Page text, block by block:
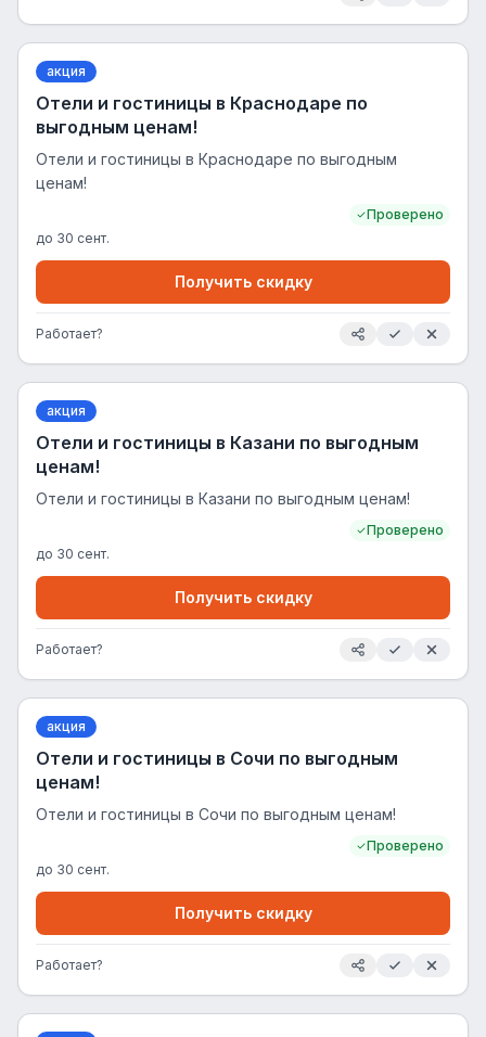
акция
Отели и гостиницы в Краснодаре по
выгодным ценам!
Отели и гостиницы в Краснодаре по выгодным
ценам!
Проверено
до 30 сент.
Получить скидку
Работает?
акция
Отели и гостиницы в Казани по выгодным
ценам!
Отели и гостиницы в Казани по выгодным ценам!
Проверено
до 30 сент.
Получить скидку
Работает?
акция
Отели и гостиницы в Сочи по выгодным
ценам!
Отели и гостиницы в Сочи по выгодным ценам!
Проверено
до 30 сент.
Получить скидку
Работает?